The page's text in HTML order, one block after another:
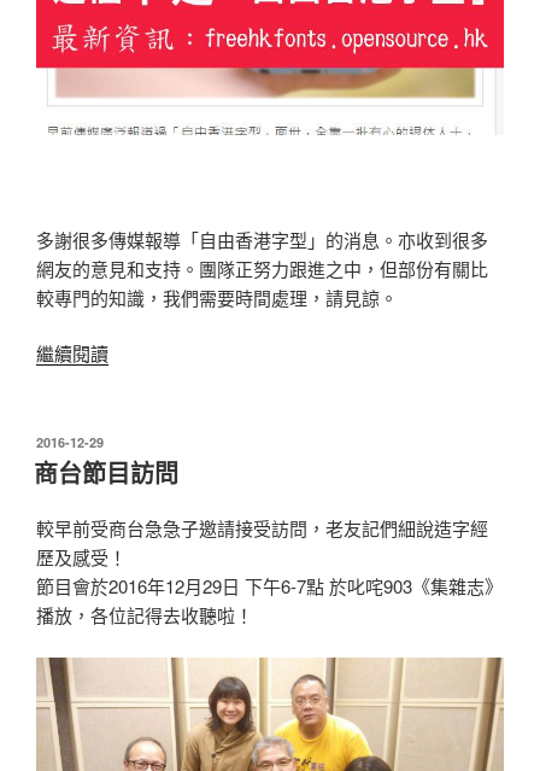
多謝很多傳媒報導「自由香港字型」的消息。亦收到很多
網友的意見和支持。團隊正努力跟進之中，但部份有關比
較專門的知識，我們需要時間處理，請見諒。
繼續閱讀“不
香
字
型」
手
機
發
表
於
2016-12-29
商台節目訪問
較早前受商台急急子邀請接受訪問，老友記們細說造字經
歷及感受！
節目會於2016年12月29日 下午6-7點 於叱咤903《集雜志》
播放，各位記得去收聽啦！